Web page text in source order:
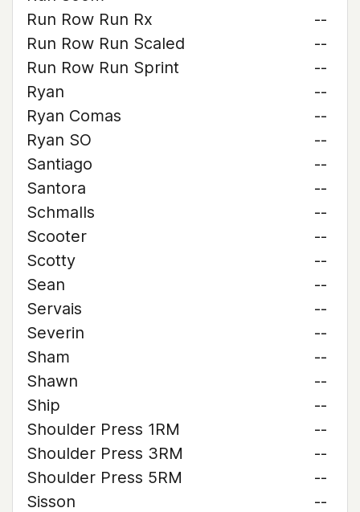
Run Row Run Rx
--
Run Row Run Scaled
--
Run Row Run Sprint
--
Ryan
--
Ryan Comas
--
Ryan SO
--
Santiago
--
Santora
--
Schmalls
--
Scooter
--
Scotty
--
Sean
--
Servais
--
Severin
--
Sham
--
Shawn
--
Ship
--
Shoulder Press 1RM
--
Shoulder Press 3RM
--
Shoulder Press 5RM
--
Sisson
--